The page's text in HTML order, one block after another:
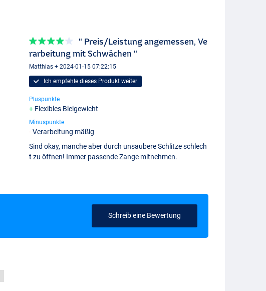
" Preis/Leistung angemessen, Ve
rarbeitung mit Schwächen "
Matthias + 2024-01-15 07:22:15
Ich empfehle dieses Produkt weiter
Pluspunkte
Flexibles Bleigewicht
Minuspunkte
Verarbeitung mäßig
Sind okay, manche aber durch unsaubere Schlitze schlech
t zu öffnen! Immer passende Zange mitnehmen.
Schreib eine Bewertung